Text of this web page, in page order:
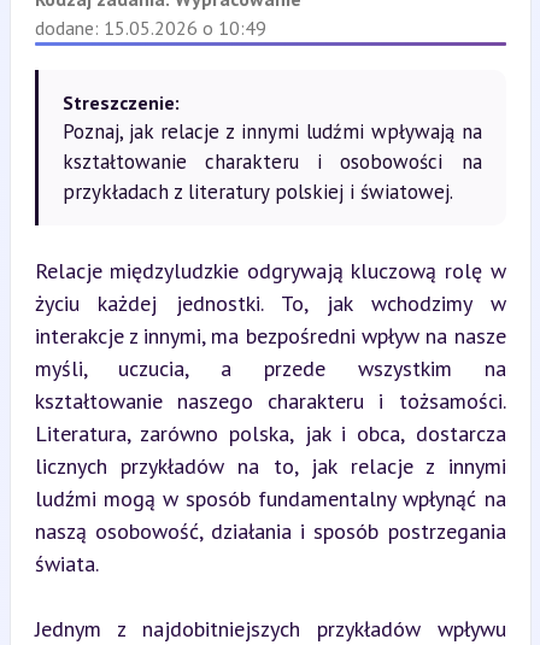
dodane: 15.05.2026 o 10:49
Streszczenie:
Poznaj, jak relacje z innymi ludźmi wpływają na
kształtowanie charakteru i osobowości na
przykładach z literatury polskiej i światowej.
Relacje międzyludzkie odgrywają kluczową rolę w
życiu każdej jednostki. To, jak wchodzimy w
interakcje z innymi, ma bezpośredni wpływ na nasze
myśli, uczucia, a przede wszystkim na
kształtowanie naszego charakteru i tożsamości.
Literatura, zarówno polska, jak i obca, dostarcza
licznych przykładów na to, jak relacje z innymi
ludźmi mogą w sposób fundamentalny wpłynąć na
naszą osobowość, działania i sposób postrzegania
świata.
Jednym z najdobitniejszych przykładów wpływu